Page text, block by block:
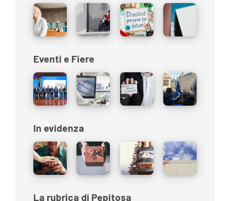
Eventi e Fiere
In evidenza
La rubrica di Pepitosa